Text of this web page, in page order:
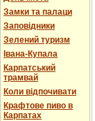
Замки та палаци
Заповідники
Зелений туризм
Івана-Купала
Карпатський
трамвай
Коли відпочивати
Крафтове пиво в
Карпатах